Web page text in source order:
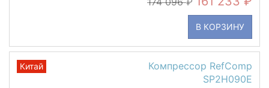
В КОРЗИНУ
Компрессор RefComp
SP2H090E
Китай